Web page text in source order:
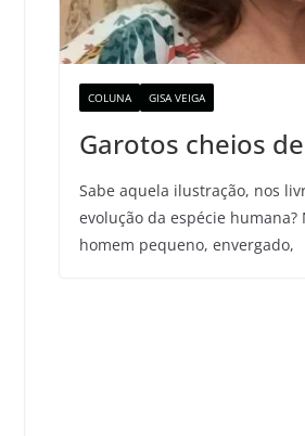
COLUNA GISA VEIGA
Garotos cheios
Sabe aquela ilustração, nos
evolução da espécie
homem pequeno, envergado,